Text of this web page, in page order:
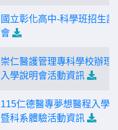
國立彰化高中-科學班招生說
會
崇仁醫護管理專科學校辦理
入學說明會活動資訊
115仁德醫專夢想醫程入學
暨科系體驗活動資訊